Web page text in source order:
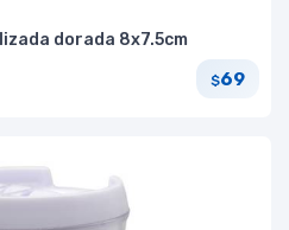
dorada 8x7.5cm
$69